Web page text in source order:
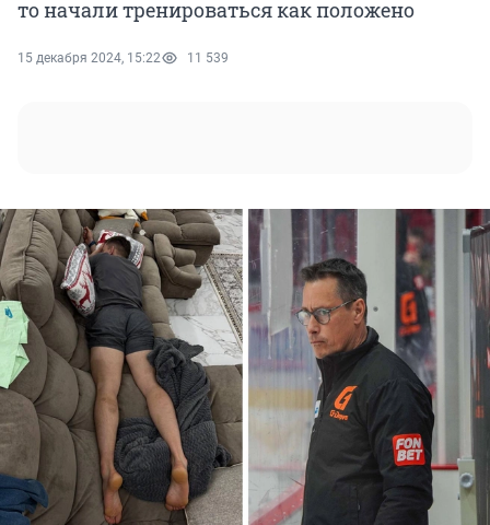
то начали тренироваться как положено
15 декабря 2024, 15:22 11 539